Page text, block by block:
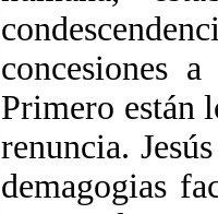
concesiones
Primero están
renuncia.
demagogias